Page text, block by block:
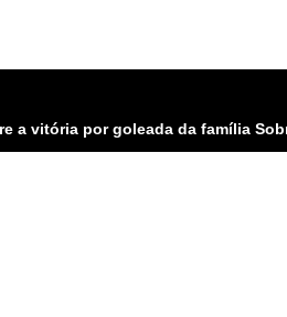
a vitória por goleada da família